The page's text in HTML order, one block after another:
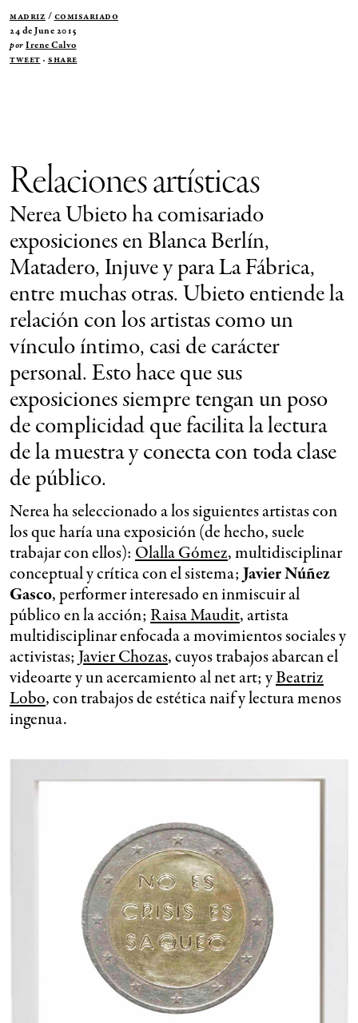
Madriz /Comisariado
24 de June 2015
porIrene Calvo
Tweet · Share
Relaciones artísticas
Nerea Ubieto ha comisariado
exposiciones en Blanca Berlín,
Matadero, Injuve y para La Fábrica,
entre muchas otras. Ubieto entiende la
relación con los artistas como un
vínculo íntimo, casi de carácter
personal. Esto hace que sus
exposiciones siempre tengan un poso
de complicidad que facilita la lectura
de la muestra y conecta con toda clase
de público.
Nerea ha seleccionado a los siguientes artistas con
los que haría una exposición (de hecho, suele
trabajar con ellos): Olalla Gómez, multidisciplinar
conceptual y crítica con el sistema;Javier Núñez
Gasco, performer interesado en inmiscuir al
público en la acción; Raisa Maudit, artista
multidisciplinar enfocada a movimientos sociales y
activistas;Javier Chozas, cuyos trabajos abarcan el
videoarte y un acercamiento al net art; yBeatriz
Lobo, con trabajos de estética naif y lectura menos
ingenua.